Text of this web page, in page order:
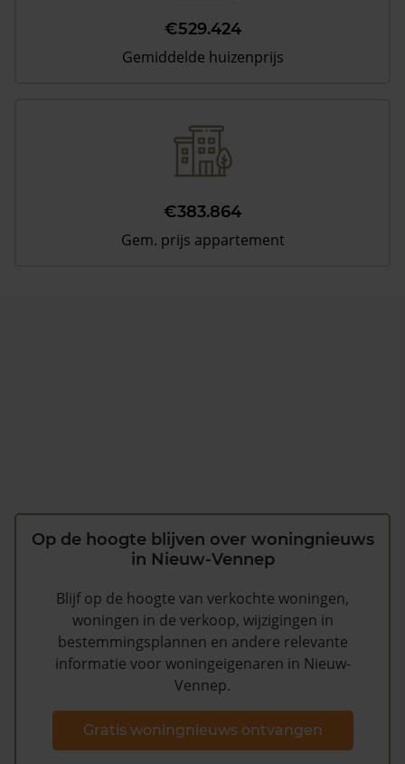
€529.424
Gemiddelde huizenprijs
€383.864
Gem. prijs appartement
Op de hoogte blijven over woningnieuws
in Nieuw-Vennep
Blijf op de hoogte van verkochte woningen,
woningen in de verkoop, wijzigingen in
bestemmingsplannen en andere relevante
informatie voor woningeigenaren in Nieuw-
Vennep.
Gratis woningnieuws ontvangen